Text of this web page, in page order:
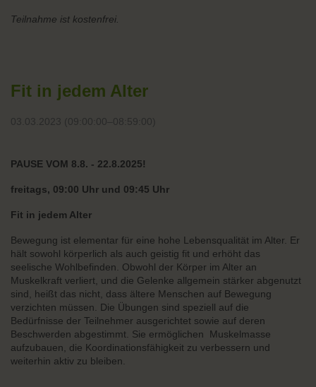
Teilnahme ist kostenfrei.
Fit in jedem Alter
03.03.2023 (09:00:00–08:59:00)
PAUSE VOM 8.8. - 22.8.2025!
freitags, 09:00 Uhr und 09:45 Uhr
Fit in jedem Alter
Bewegung ist elementar für eine hohe Lebensqualität im Alter. Er
hält sowohl körperlich als auch geistig fit und erhöht das
seelische Wohlbefinden. Obwohl der Körper im Alter an
Muskelkraft verliert, und die Gelenke allgemein stärker abgenutzt
sind, heißt das nicht, dass ältere Menschen auf Bewegung
verzichten müssen. Die Übungen sind speziell auf die
Bedürfnisse der Teilnehmer ausgerichtet sowie auf deren
Beschwerden abgestimmt. Sie ermöglichen Muskelmasse
aufzubauen, die Koordinationsfähigkeit zu verbessern und
weiterhin aktiv zu bleiben.